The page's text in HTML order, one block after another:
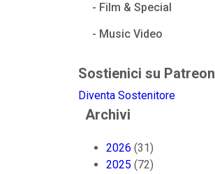
- Film & Special
- Music Video
Sostienici su Patreon
Diventa Sostenitore
Archivi
2026 (31)
2025 (72)